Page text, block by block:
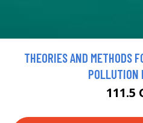
THEORIES AND METHODS
POLLUTION
111.5